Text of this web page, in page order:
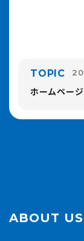
TOPIC
ホームペー
ABOUT US